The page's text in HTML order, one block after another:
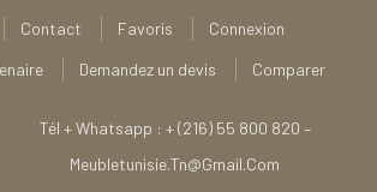
Contact Favoris
Connexion
Demandez un devis Comparer
Tél + Whatsapp : + (216) 55 800 820 –
Meubletunisie.tn@gmail.com